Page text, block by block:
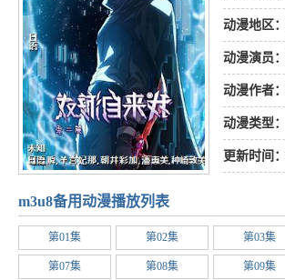
动漫地区：
动漫演员：
动漫作者：
动漫类型：
更新时间：
m3u8备用动漫播放列表
第01集 第02集 第03集
第07集 第08集 第09集